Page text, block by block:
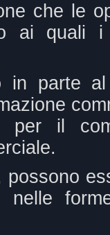
che le
ai quali
parte al
per il
nelle